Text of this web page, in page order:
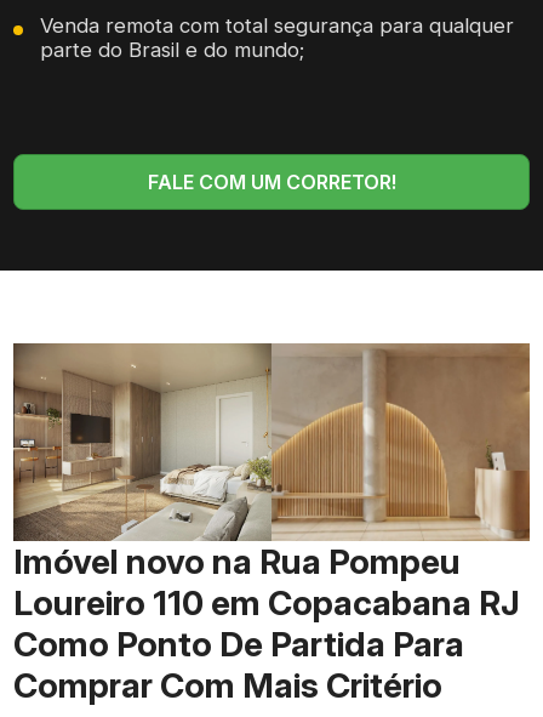
Venda remota com total segurança para qualquer
parte do Brasil e do mundo;
FALE COM UM CORRETOR!
Imóvel novo na Rua Pompeu
Loureiro 110 em Copacabana RJ
Como Ponto De Partida Para
Comprar Com Mais Critério